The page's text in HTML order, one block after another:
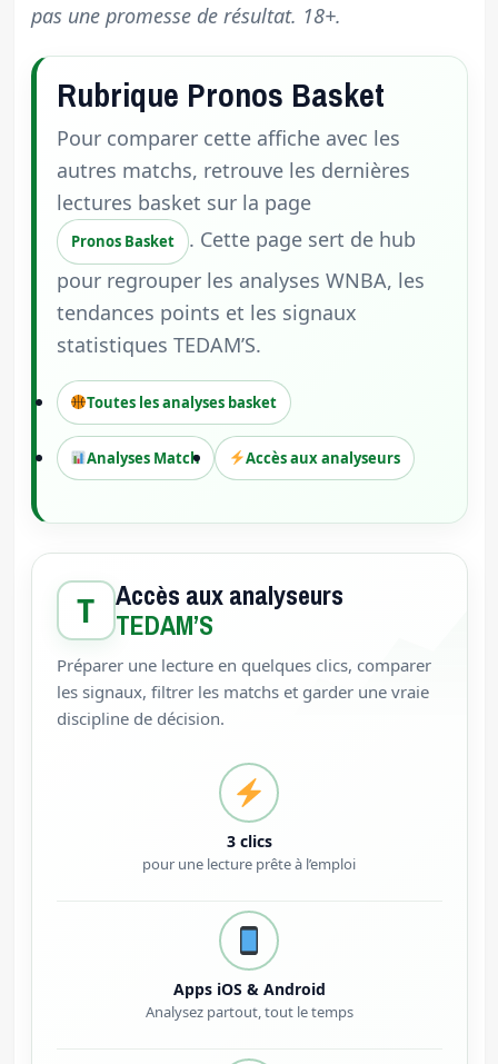
pas une promesse de résultat. 18+.
Rubrique Pronos Basket
Pour comparer cette affiche avec les
autres matchs, retrouve les dernières
lectures basket sur la page
Pronos Basket
. Cette page sert de hub
pour regrouper les analyses WNBA, les
tendances points et les signaux
statistiques TEDAM’S.
Toutes les analyses basket
Analyses Match Accès aux analyseurs
T Accès aux analyseurs
TEDAM’S
Préparer une lecture en quelques clics, comparer
les signaux, filtrer les matchs et garder une vraie
discipline de décision.
3 clics
pour une lecture prête à l’emploi
Apps iOS & Android
Analysez partout, tout le temps